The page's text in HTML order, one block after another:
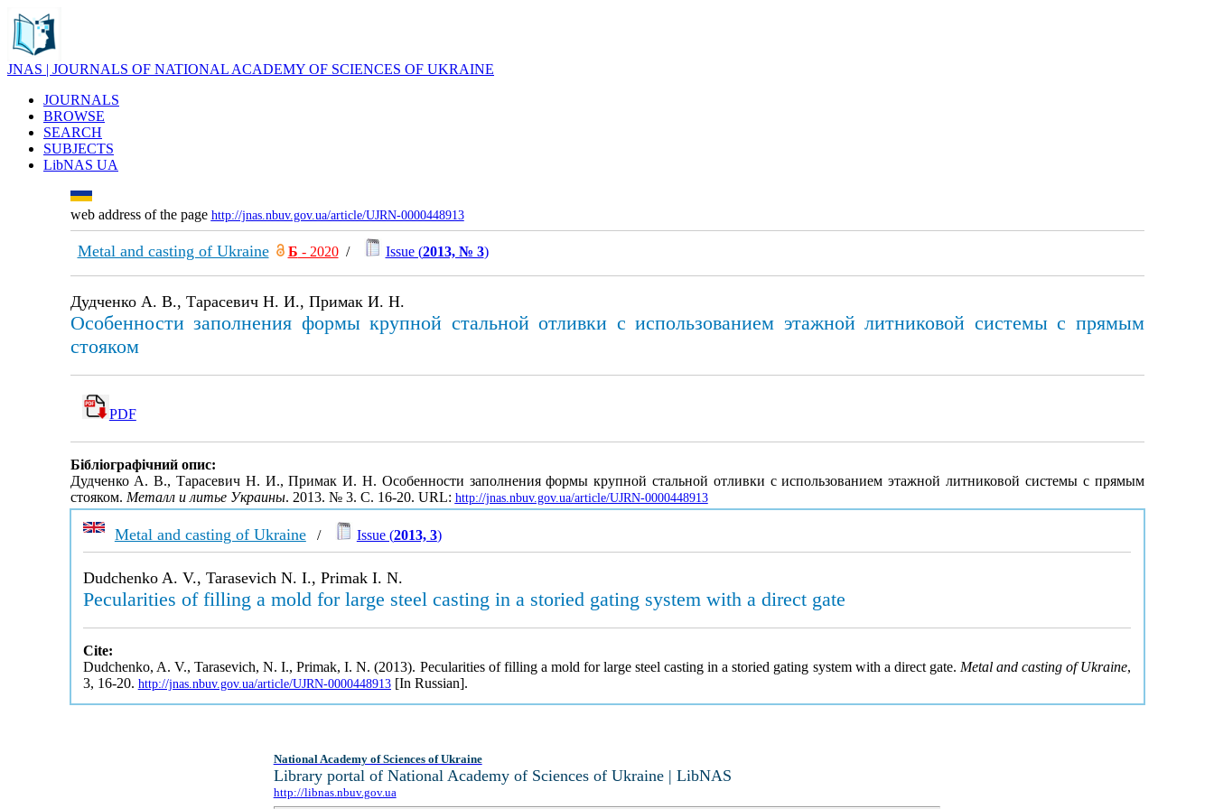
JNAS | JOURNALS OF NATIONAL ACADEMY OF SCIENCES OF UKRAINE
JOURNALS
BROWSE
SEARCH
SUBJECTS
LibNAS UA
web address of the page http://jnas.nbuv.gov.ua/article/UJRN-0000448913
Metal and casting of Ukraine Б - 2020/ Issue (2013, № 3)
Дудченко А. В., Тарасевич Н. И., Примак И. Н.
Особенности заполнения формы крупной стальной отливки с использованием этажной литниковой системы с прямым
стояком
PDF
Бібліографічний опис:
Дудченко А. В., Тарасевич Н. И., Примак И. Н. Особенности заполнения формы крупной стальной отливки с использованием этажной литниковой системы с прямым
стояком. Металл и литье Украины. 2013. № 3. С. 16-20. URL: http://jnas.nbuv.gov.ua/article/UJRN-0000448913
Metal and casting of Ukraine/ Issue (2013, 3)
Dudchenko A. V., Tarasevich N. I., Primak I. N.
Pecularities of filling a mold for large steel casting in a storied gating system with a direct gate
Cite:
Dudchenko, A. V., Tarasevich, N. I., Primak, I. N. (2013). Pecularities of filling a mold for large steel casting in a storied gating system with a direct gate. Metal and casting of Ukraine,
3, 16-20. http://jnas.nbuv.gov.ua/article/UJRN-0000448913[In Russian].
National Academy of Sciences of Ukraine
Library portal of National Academy of Sciences of Ukraine | LibNAS
http://libnas.nbuv.gov.ua